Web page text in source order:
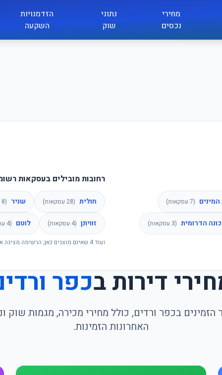
מחירי
נכסים
נתוני
שוק
הזדמנויות
השקעה
(
7 עסקאות)
הדרומית (
3 עסקאות)
רחובות מובילים בעסקאות
חולית (
28 עסקאות) שניר (
8
זוויתן (
4 עסקאות) לוטם (
4
ועוד4 שאינם מוצגים כאן; הרשימה
דירות בכפר
הזמינים בכפר ורדים, כולל מחירי מכירה, מגמות שוק
האחרונות הזמינות.